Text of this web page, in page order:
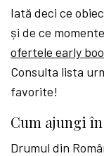
Iată deci ce
și de ce
ofertele early
Consulta lista
favorite!
Cum ajungi
Drumul din